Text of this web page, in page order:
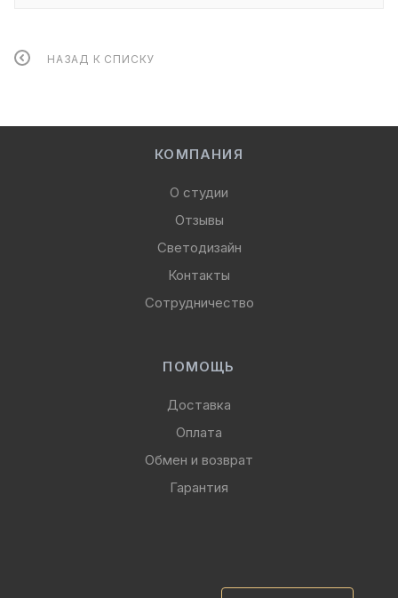
НАЗАД К СПИСКУ
КОМПАНИЯ
О студии
Отзывы
Светодизайн
Контакты
Сотрудничество
ПОМОЩЬ
Доставка
Оплата
Обмен и возврат
Гарантия